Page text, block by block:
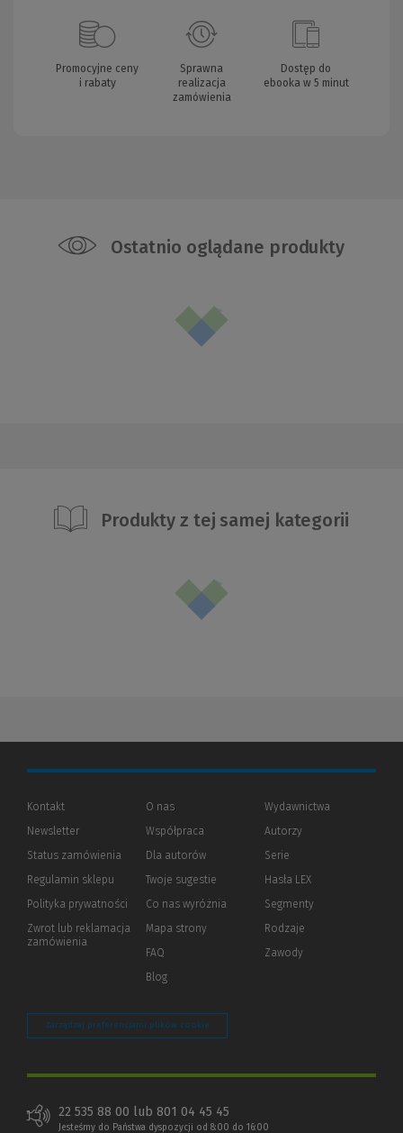
Promocyjne ceny
i rabaty
Sprawna
realizacja
zamówienia
Dostęp do
ebooka w 5 minut
Ostatnio oglądane produkty
Produkty z tej samej kategorii
Kontakt
Newsletter
Status zamówienia
Regulamin sklepu
Polityka prywatności (Nowe
(Link
innej
Zwrot lub reklamacja
zamówienia
O nas
Współpraca
Dla autorów(Nowe
(Link
innej
Twoje sugestie
Co nas wyróżnia
Mapa strony
FAQ
Blog
Wydawnictwa
Autorzy
Serie
Hasła LEX
Segmenty
Rodzaje
Zawody
Zarządzaj preferencjami plików cookie
22 535 88 00 lub 801 04 45 45
Jesteśmy do Państwa dyspozycji od 8:00 do 16:00